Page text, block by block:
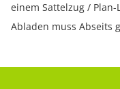
einem Sattelzug /
Abladen muss Abseits